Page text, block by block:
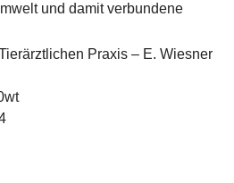
und damit verbundene
Praxis – E. Wiesner